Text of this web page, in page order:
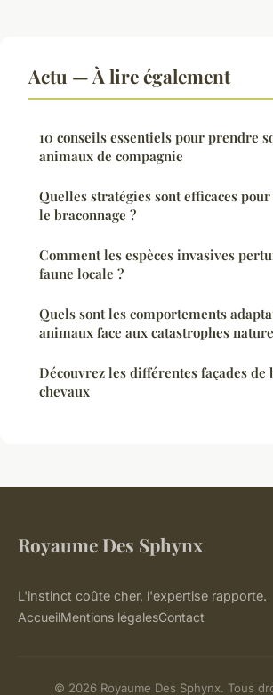
Actu — À lire également
10 conseils essentiels pour prendre
animaux de compagnie
Quelles stratégies sont efficaces
le braconnage ?
Comment les espèces invasives
faune locale ?
Quels sont les comportements
animaux face aux catastrophes
Découvrez les différentes façades de
chevaux
Royaume Des Sphynx
L'instinct coûte cher, l'expertise rapporte.
AccueilMentions légalesContact
© 2026 Royaume Des Sphynx. Tous